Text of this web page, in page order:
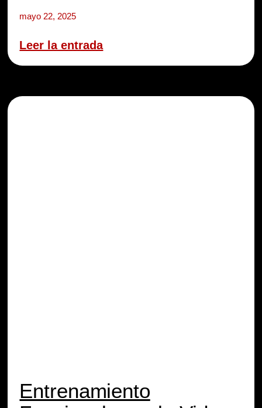
mayo 22, 2025
Leer la entrada
Entrenamiento